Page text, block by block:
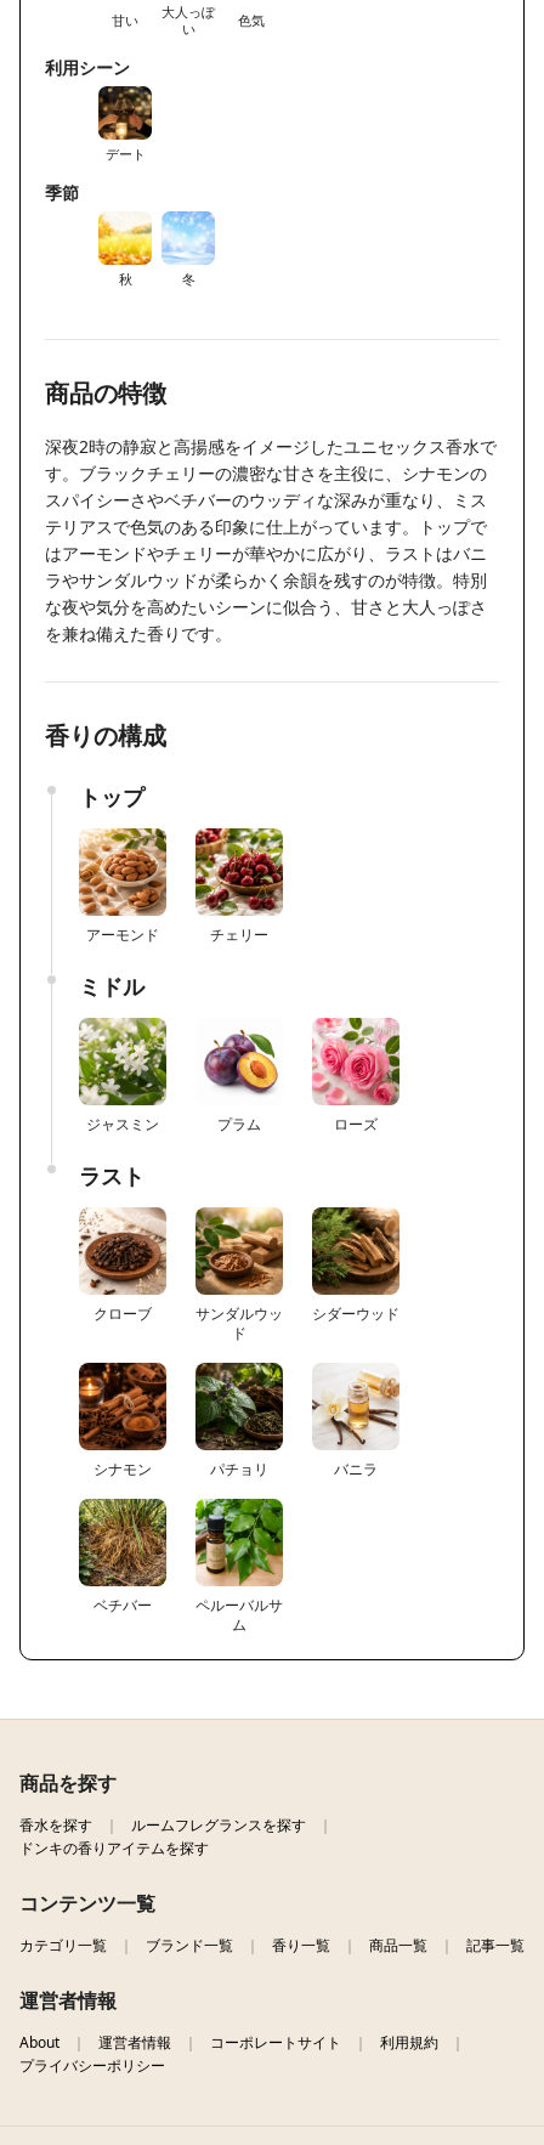
甘い
大人っぽ
い
色気
利用シーン
デート
季節
秋 冬
商品の特徴
深夜2時の静寂と高揚感をイメージしたユニセックス香水で
す。ブラックチェリーの濃密な甘さを主役に、シナモンの
スパイシーさやベチバーのウッディな深みが重なり、ミス
テリアスで色気のある印象に仕上がっています。トップで
はアーモンドやチェリーが華やかに広がり、ラストはバニ
ラやサンダルウッドが柔らかく余韻を残すのが特徴。特別
な夜や気分を高めたいシーンに似合う、甘さと大人っぽさ
を兼ね備えた香りです。
香りの構成
トップ
アーモンド チェリー
ミドル
ジャスミン プラム ローズ
ラスト
クローブ
サンダルウッ
ド
シダーウッド
シナモン パチョリ バニラ
ベチバー
ペルーバルサ
ム
商品を探す
香水を探す
ルームフレグランスを探す
ドンキの香りアイテムを探す
コンテンツ一覧
カテゴリ一覧 ブランド一覧 香り一覧 商品一覧 記事一覧
運営者情報
About 運営者情報 コーポレートサイト
利用規約
プライバシーポリシー